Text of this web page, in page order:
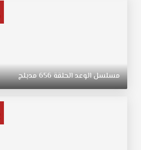
مسلسلالوعدالحلقة656مدبلج